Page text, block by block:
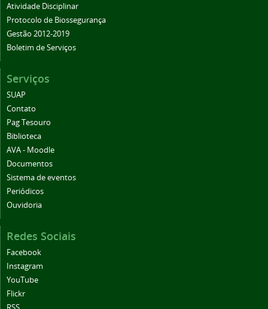
Atividade Disciplinar
Protocolo de Biossegurança
Gestão 2012-2019
Boletim de Serviços
Serviços
SUAP
Contato
Pag Tesouro
Biblioteca
AVA - Moodle
Documentos
Sistema de eventos
Periódicos
Ouvidoria
Redes Sociais
Facebook
Instagram
YouTube
Flickr